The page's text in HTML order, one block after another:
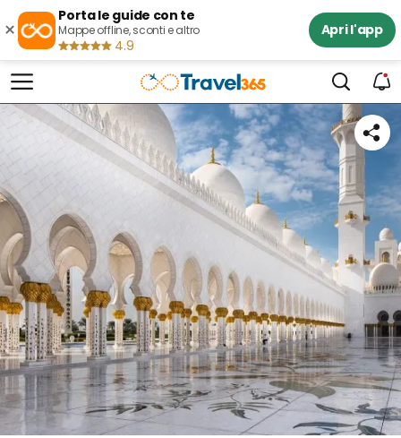
×
Porta le guide con te
Mappe offline, sconti e altro
4.9
Apri l'app